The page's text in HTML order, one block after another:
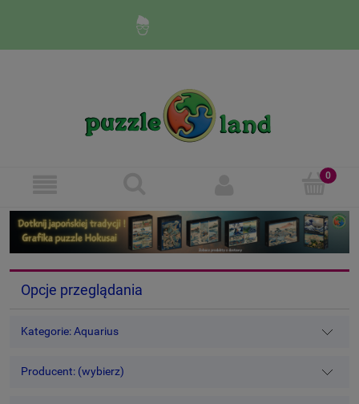
Opcje przeglądania
Kategorie: Aquarius
Producent: (wybierz)